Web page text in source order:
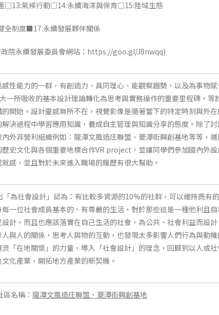
□13:氣候行動□14:永續海洋與保育□15:陸域生態
全制度■17:永續發展夥伴關係
政院永續發展委員會網站：https://goo.gl/J8nwqq)
性能力的一群，有創造力、具同理心、能觀察趨勢，以及為事物
一所吸收的基本設計理論轉化為思考與實務操作的重要里程碑，
開始。設計靈感無所不在，視覺影像是隨著當下的特定時刻與外
決過程中學習應用知識，養成自主管理與知識分享的態度。除了
外非營利組織例如：龍潭文風造庄聯盟、菱潭街興創基地等等，
史文化與各個重要地標合作VR project，並讓同學們參加國內外
感，並且對於未來進入職場的履歷有很大幫助。
為社會設計」認為：有比較多資源的10%的社群，可以維持既有
一位社會成員基本的、有尊嚴的生活，對於那些這是一種他利且
計，而且也應該落實在自己生活的社會，為公共、社會利益而設
與人的關係，思考人與物的互動，也發現太多影響人們行為與動
「在地關懷」的力量，導入「社會設計」的理念，回歸到以人或
化產業，開拓地方產業的新契機。
名稱： 龍潭文風造庄聯盟、菱潭街興創基地